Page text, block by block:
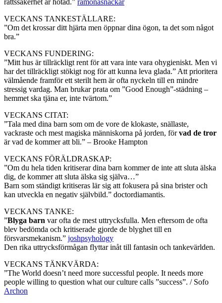
VECKANS TANKESTÄLLARE:
”Om det krossar ditt hjärta men öppnar dina ögon, ta det som något
bra.”
VECKANS FUNDERING:
”Mitt hus är tillräckligt rent för att vara inte vara ohygieniskt. Men vi
har det tillräckligt stökigt nog för att kunna leva glada.” Att prioritera
välmående framför ett sterilt hem är ofta nyckeln till en mindre
stressig vardag. Man brukar prata om ”Good Enough”-städning –
hemmet ska tjäna er, inte tvärtom.”
VECKANS CITAT:
”Tala med dina barn som om de vore de klokaste, snällaste,
vackraste och mest magiska människorna på jorden, förvad de tror
är vad de kommer att bli.” – Brooke Hampton
VECKANS FÖRÄLDRASKAP:
”Om du hela tiden kritiserar dina barn kommer de inte att sluta älska
dig, de kommer att sluta älska sig själva…”
Barn som ständigt kritiseras lär sig att fokusera på sina brister och
kan utveckla en negativ självbild.” doctordiamantis.
VECKANS TANKE:
”Blyga barn var ofta de mest uttrycksfulla. Men eftersom de ofta
blev bedömda och kritiserade gjorde de blyghet till en
försvarsmekanism.” joshpsyhology
Den rika uttrycksförmågan flyttar inåt till fantasin och tankevärlden.
VECKANS TÄNKVÄRDA:
”The World doesn’t need more successful people. It needs more
people willing to question what our culture calls ”success”. / Sofo
Archon